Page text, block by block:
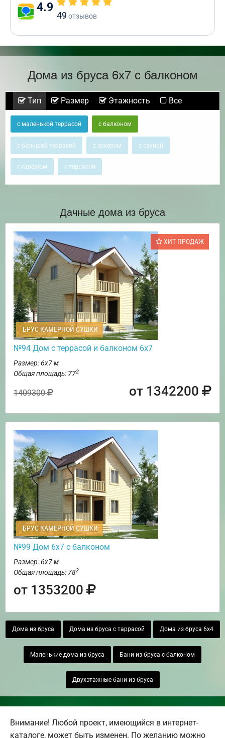
4.9
49 отзывов
Дома из бруса 6х7 с балконом
Тип Размер Этажность Все
с маленькой террасой с балконом
с большой террасой с эркером с сауной
с гаражом с террасой
Дачные дома из бруса
ХИТ ПРОДАЖ
БРУС КАМЕРНОЙ СУШКИ
№94 Дом с террасой и балконом 6х7
Размер: 6х7 м
Общая площадь: 772
1409300 от 1342200
БРУС КАМЕРНОЙ СУШКИ
№99 Дом 6х7 с балконом
Размер: 6х7 м
Общая площадь: 782
от 1353200
Дома из бруса Дома из бруса с таррасой Дома из бруса 6х4
Маленькие дома из бруса Бани из бруса с балконом
Двухэтажные бани из бруса
Внимание! Любой проект, имеющийся в интернет-
каталоге, может быть изменен. По желанию можно